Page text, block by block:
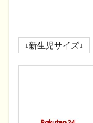
↓新生児サイズ↓